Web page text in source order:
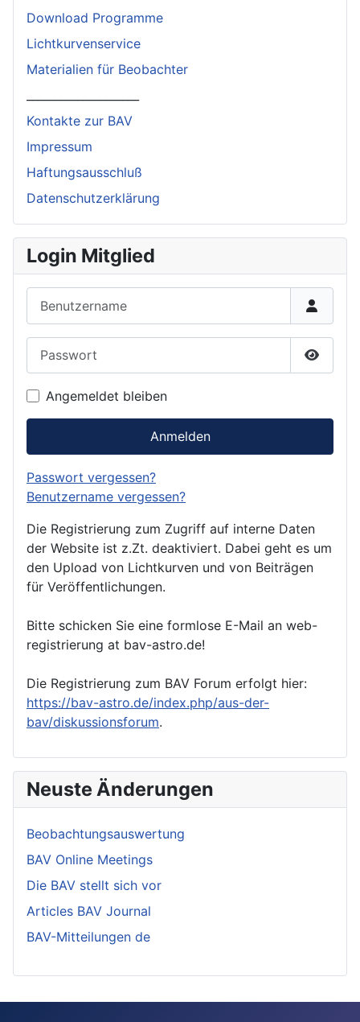
Download Programme
Lichtkurvenservice
Materialien für Beobachter
Kontakte zur BAV
Impressum
Haftungsausschluß
Datenschutzerklärung
Login Mitglied
Angemeldet bleiben
Anmelden
Passwort vergessen?
Benutzername vergessen?
Die Registrierung zum Zugriff auf interne Daten
der Website ist z.Zt. deaktiviert. Dabei geht es um
den Upload von Lichtkurven und von Beiträgen
für Veröffentlichungen.
Bitte schicken Sie eine formlose E-Mail an web-
registrierung at bav-astro.de!
Die Registrierung zum BAV Forum erfolgt hier:
https://bav-astro.de/index.php/aus-der-
bav/diskussionsforum.
Neuste Änderungen
Beobachtungsauswertung
BAV Online Meetings
Die BAV stellt sich vor
Articles BAV Journal
BAV-Mitteilungen de